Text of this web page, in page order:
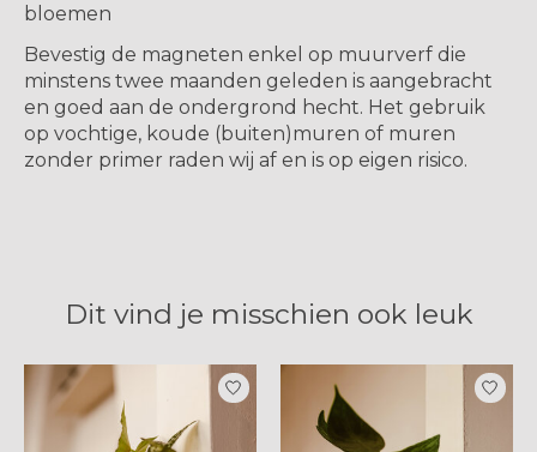
bloemen
Bevestig de magneten enkel op muurverf die
minstens twee maanden geleden is aangebracht
en goed aan de ondergrond hecht. Het gebruik
op vochtige, koude (buiten)muren of muren
zonder primer raden wij af en is op eigen risico.
Dit vind je misschien ook leuk
Items van productcarrousel